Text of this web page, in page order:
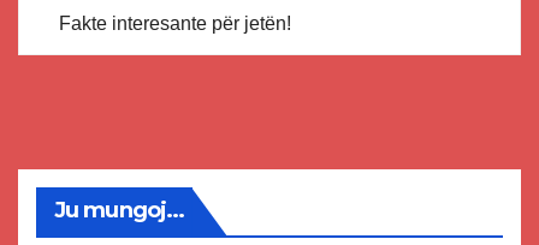
Fakte interesante për jetën!
Ju mungoj...